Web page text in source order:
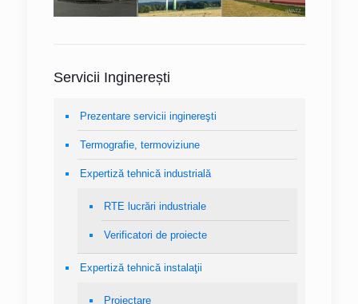
Servicii Inginerești
Prezentare servicii inginereşti
Termografie, termoviziune
Expertiză tehnică industrială
RTE lucrări industriale
Verificatori de proiecte
Expertiză tehnică instalaţii
Proiectare